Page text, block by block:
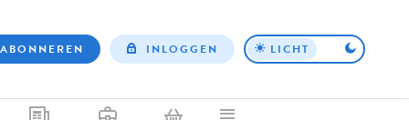
Top
ABONNEREN INLOGGEN LICHT